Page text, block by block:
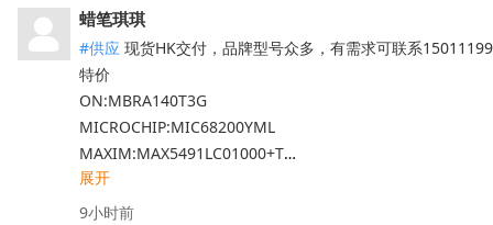
LM5101AMX
现货靓货！不容错过！
收起
蜡笔琪琪
#供应 现货HK交付，品牌型号众多，有需求可联系
特价
ON:MBRA140T3G
MICROCHIP:MIC68200YML
MAXIM:MAX5491LC01000+T
ADI:ADP7182AUJZ-R7
其他PN可沟通确认
展开
9小时前